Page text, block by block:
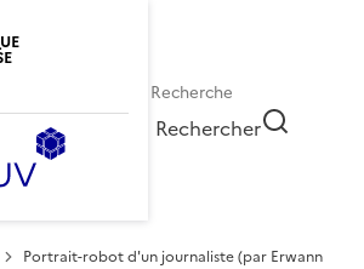
Rechercher
Portrait-robot d'un journaliste (par Erwann